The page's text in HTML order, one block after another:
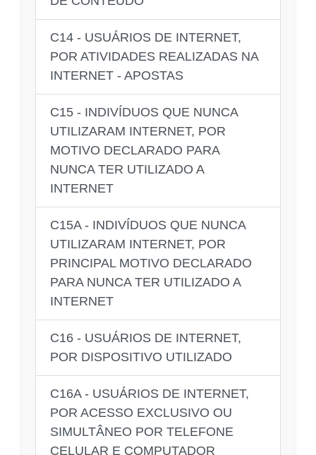
C14 - USUÁRIOS DE INTERNET,
POR ATIVIDADES REALIZADAS NA
INTERNET - APOSTAS
C15 - INDIVÍDUOS QUE NUNCA
UTILIZARAM INTERNET, POR
MOTIVO DECLARADO PARA
NUNCA TER UTILIZADO A
INTERNET
C15A - INDIVÍDUOS QUE NUNCA
UTILIZARAM INTERNET, POR
PRINCIPAL MOTIVO DECLARADO
PARA NUNCA TER UTILIZADO A
INTERNET
C16 - USUÁRIOS DE INTERNET,
POR DISPOSITIVO UTILIZADO
C16A - USUÁRIOS DE INTERNET,
POR ACESSO EXCLUSIVO OU
SIMULTÂNEO POR TELEFONE
CELULAR E COMPUTADOR